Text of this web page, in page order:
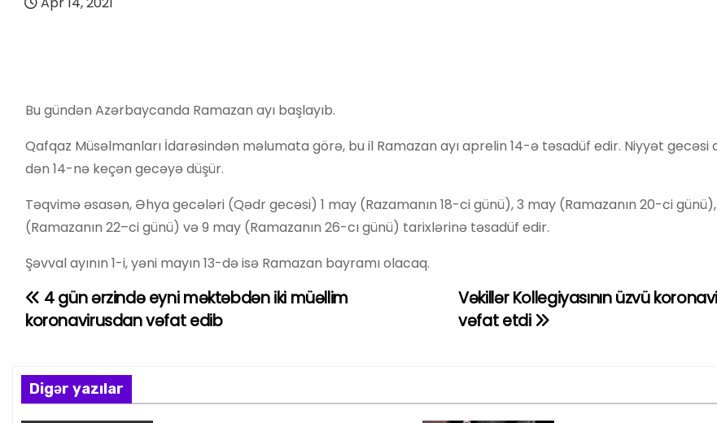
Bu gündən Azərbaycanda Ramazan ayı başlayıb.
Qafqaz Müsəlmanları İdarəsindən məlumata görə, bu il Ramazan ayı aprelin 14-ə təsadüf edir. Niyyət gecəsi
dən 14-nə keçən gecəyə düşür.
Təqvimə əsasən, Əhya gecələri (Qədr gecəsi) 1 may (Razamanın 18-ci günü), 3 may (Ramazanın 20-ci
(Ramazanın 22–ci günü) və 9 may (Ramazanın 26-cı günü) tarixlərinə təsadüf edir.
Şəvval ayının 1-i, yəni mayın 13-də isə Ramazan bayramı olacaq.
Y
z
ı
Vəkillər Kollegiyasının üzvü
vəfat etdi
4 gün ərzində eyni məktəbdən iki müəllim
koronavirusdan vəfat edib
Digər yazılar